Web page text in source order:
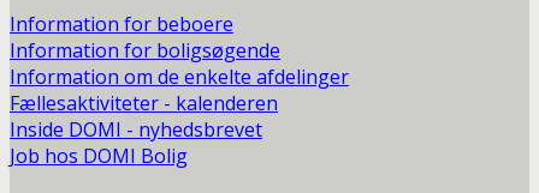
Information for beboere
Information for boligsøgende
Information om de enkelte afdelinger
Fællesaktiviteter - kalenderen
Inside DOMI - nyhedsbrevet
Job hos DOMI Bolig